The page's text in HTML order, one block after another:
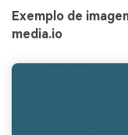
Exemplo de
media.io